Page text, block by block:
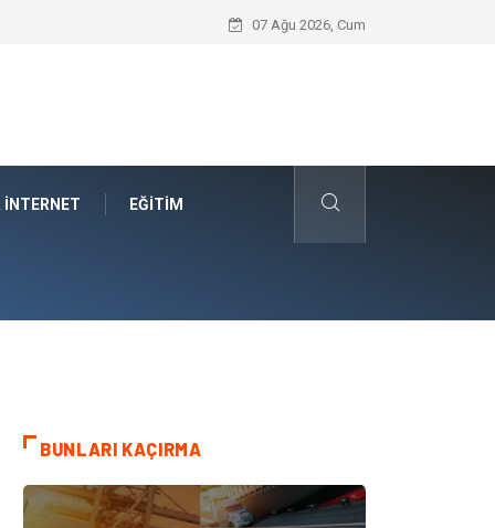
Car Shipping Companies Arasında
07 Ağu 2026, Cum
İNTERNET EĞITIM
BUNLARI KAÇIRMA